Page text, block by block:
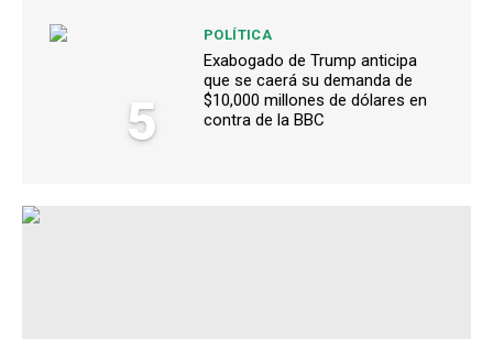
5
POLÍTICA
Exabogado de Trump anticipa
que se caerá su demanda de
$10,000 millones de dólares en
contra de la BBC